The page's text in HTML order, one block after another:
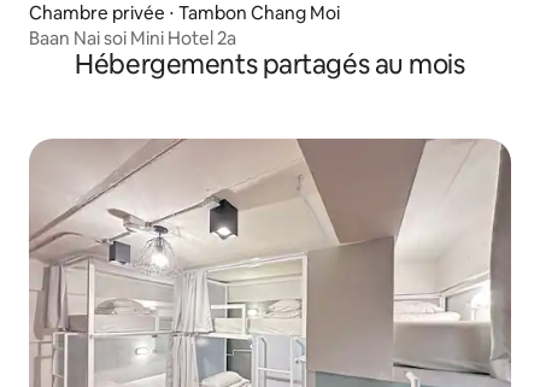
Chambre privée ⋅ Tambon Chang Moi
Baan Nai soi Mini Hotel 2a
Hébergements partagés au mois